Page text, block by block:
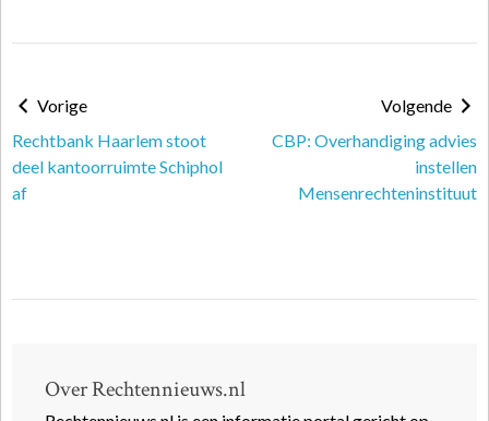
Vorige
Rechtbank Haarlem stoot
deel kantoorruimte Schiphol
af
Volgende
CBP: Overhandiging advies
instellen
Mensenrechteninstituut
Over Rechtennieuws.nl